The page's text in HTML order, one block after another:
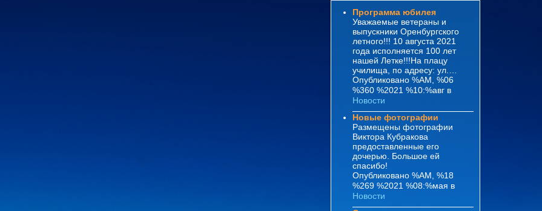
Программа юбилея
Уважаемые ветераны и
выпускники Оренбургского
летного!!! 10 августа 2021
года исполняется 100 лет
нашей Летке!!!На плацу
училища, по адресу: ул.…
Опубликовано %AM, %06
%360 %2021 %10:%авг в
Новости
Новые фотографии
Размещены фотографии
Виктора Кубракова
предоставленные его
дочерью. Большое ей
спасибо!
Опубликовано %AM, %18
%269 %2021 %08:%мая в
Новости